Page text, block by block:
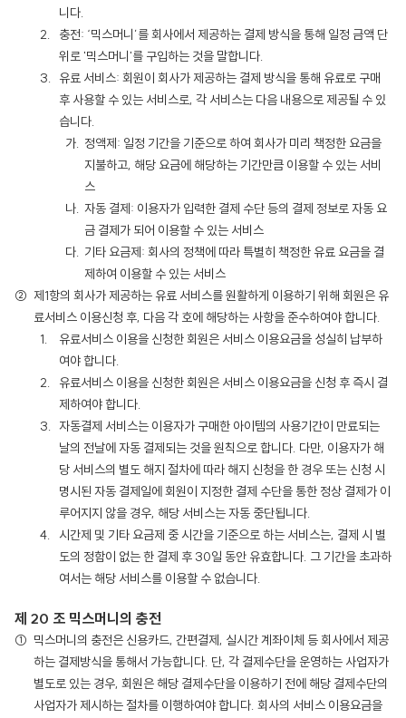
니다.
충전: ‘믹스머니’를 회사에서 제공하는 결제 방식을 통해 일정 금액 단
위로 '믹스머니'를 구입하는 것을 말합니다.
유료 서비스: 회원이 회사가 제공하는 결제 방식을 통해 유료로 구매
후 사용할 수 있는 서비스로, 각 서비스는 다음 내용으로 제공될 수 있
습니다.
정액제: 일정 기간을 기준으로 하여 회사가 미리 책정한 요금을
지불하고, 해당 요금에 해당하는 기간만큼 이용할 수 있는 서비
스
자동 결제: 이용자가 입력한 결제 수단 등의 결제 정보로 자동 요
금 결제가 되어 이용할 수 있는 서비스
기타 요금제: 회사의 정책에 따라 특별히 책정한 유료 요금을 결
제하여 이용할 수 있는 서비스
제1항의 회사가 제공하는 유료 서비스를 원활하게 이용하기 위해 회원은 유
료서비스 이용신청 후, 다음 각 호에 해당하는 사항을 준수하여야 합니다.
유료서비스 이용을 신청한 회원은 서비스 이용요금을 성실히 납부하
여야 합니다.
유료서비스 이용을 신청한 회원은 서비스 이용요금을 신청 후 즉시 결
제하여야 합니다.
자동결제 서비스는 이용자가 구매한 아이템의 사용기간이 만료되는
날의 전날에 자동 결제되는 것을 원칙으로 합니다. 다만, 이용자가 해
당 서비스의 별도 해지 절차에 따라 해지 신청을 한 경우 또는 신청 시
명시된 자동 결제일에 회원이 지정한 결제 수단을 통한 정상 결제가 이
루어지지 않을 경우, 해당 서비스는 자동 중단됩니다.
시간제 및 기타 요금제 중 시간을 기준으로 하는 서비스는, 결제 시 별
도의 정함이 없는 한 결제 후 30일 동안 유효합니다. 그 기간을 초과하
여서는 해당 서비스를 이용할 수 없습니다.
제 20 조 믹스머니의 충전
믹스머니의 충전은 신용카드, 간편결제, 실시간 계좌이체 등 회사에서 제공
하는 결제방식을 통해서 가능합니다. 단, 각 결제수단을 운영하는 사업자가
별도로 있는 경우, 회원은 해당 결제수단을 이용하기 전에 해당 결제수단의
사업자가 제시하는 절차를 이행하여야 합니다. 회사의 서비스 이용요금을